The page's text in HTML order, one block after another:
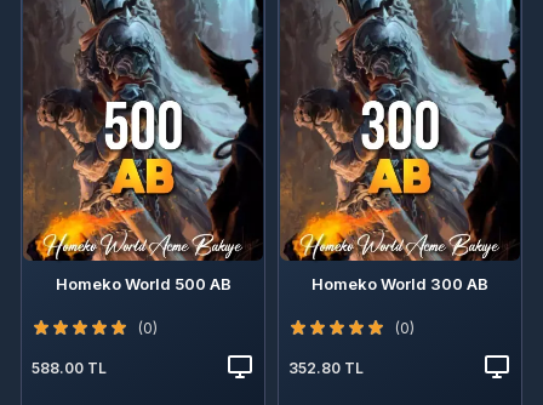
Homeko World 500 AB
(0)
588.00 TL
Homeko World 300 AB
(0)
352.80 TL